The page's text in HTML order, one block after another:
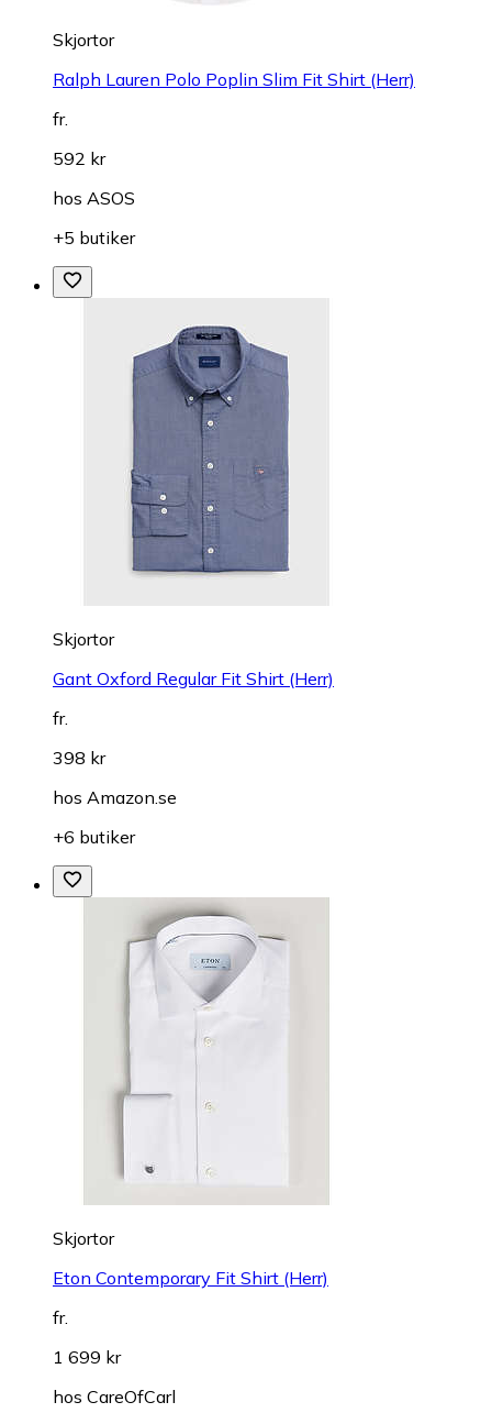
Skjortor
Ralph Lauren Polo Poplin Slim Fit Shirt (Herr)
fr.
592 kr
hos ASOS
+5 butiker
Skjortor
Gant Oxford Regular Fit Shirt (Herr)
fr.
398 kr
hos Amazon.se
+6 butiker
Skjortor
Eton Contemporary Fit Shirt (Herr)
fr.
1 699 kr
hos CareOfCarl